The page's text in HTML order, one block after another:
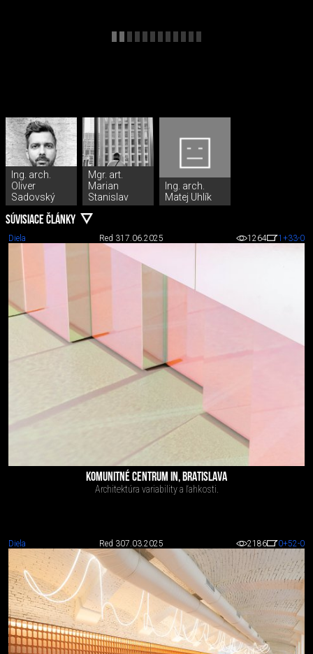
Ing. arch.
Oliver
Sadovský
Mgr. art.
Marian
Stanislav
Ing. arch.
Matej Uhlík
SÚVISIACE ČLÁNKY
Diela Red 317.06.2025 1264 1 +33-0
KOMUNITNÉ CENTRUM IN, BRATISLAVA
Architektúra variability a ľahkosti.
Diela Red 307.03.2025 2186 0+52-0